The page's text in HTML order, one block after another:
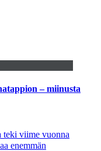
– miinusta
teki viime vuonna
enemmän